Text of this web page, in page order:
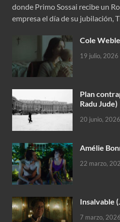
donde Primo Sossai recibe un
empresa el día de su jubilación,
Cole
19 julio, 2026
Plan
Radu Jude)
20 junio, 2026
Amélie
22 marzo,
Insalvable
7 marzo, 2026